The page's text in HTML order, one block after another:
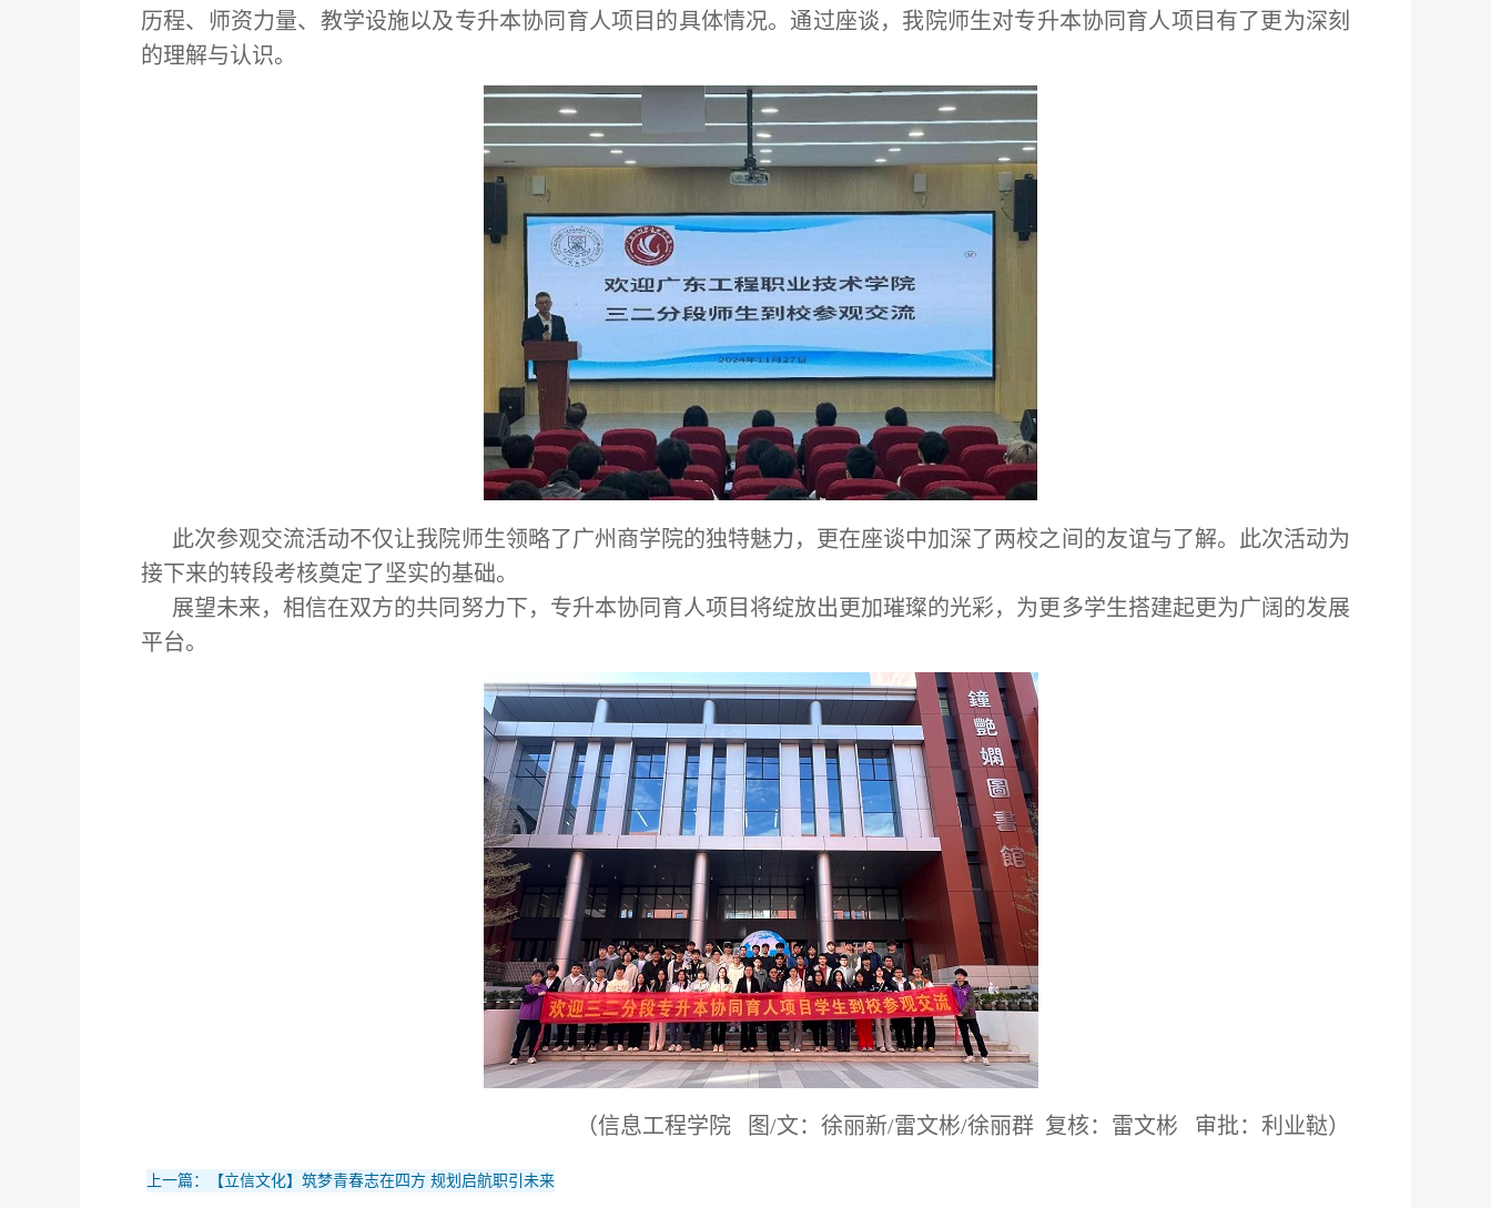
历程、师资力量、教学设施以及专升本协同育人项目的具体情况。通过座谈，我院师生对专升本协同育人项目有了更为深刻
的理解与认识。
此次参观交流活动不仅让我院师生领略了广州商学院的独特魅力，更在座谈中加深了两校之间的友谊与了解。此次活动为
接下来的转段考核奠定了坚实的基础。
展望未来，相信在双方的共同努力下，专升本协同育人项目将绽放出更加璀璨的光彩，为更多学生搭建起更为广阔的发展
平台。
（信息工程学院 图/文：徐丽新/雷文彬/徐丽群 复核：雷文彬 审批：利业鞑）
上一篇：【立信文化】筑梦青春志在四方 规划启航职引未来